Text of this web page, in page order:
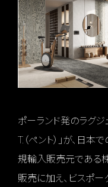
ポーランド発のラグジ
T.（ペント）」が、日
規輸入販売元である
販売に加え、ビスポー